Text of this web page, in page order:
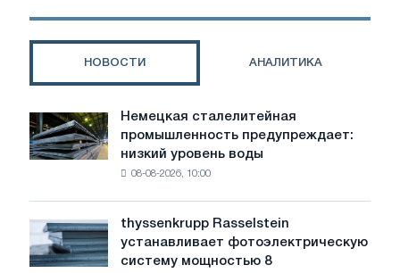
НОВОСТИ АНАЛИТИКА
Немецкая
сталелитейная
промышленность
предупреждает:
воды
угрожает
Немецкая сталелитейная
промышленность предупреждает:
низкий уровень воды
08-08-2026, 10:00
thyssenkrupp
Rasselstein
устанавливает
thyssenkrupp Rasselstein
устанавливает фотоэлектрическую
систему мощностью 8